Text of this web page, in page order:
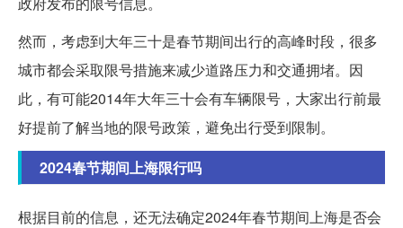
然而，考虑到大年三十是春节期间出行的高峰时段，很多
城市都会采取限号措施来减少道路压力和交通拥堵。因
此，有可能2014年大年三十会有车辆限号，大家出行前最
好提前了解当地的限号政策，避免出行受到限制。
2024春节期间上海限行吗
根据目前的信息，还无法确定2024年春节期间上海是否会